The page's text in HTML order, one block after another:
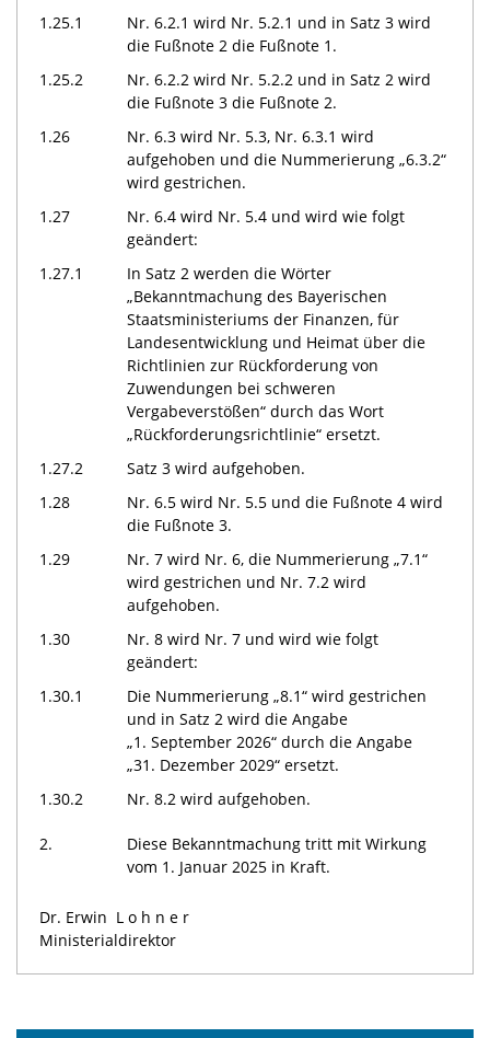
1.25.1
Nr. 6.2.1 wird Nr. 5.2.1 und in Satz 3 wird
die Fußnote 2 die Fußnote 1.
1.25.2
Nr. 6.2.2 wird Nr. 5.2.2 und in Satz 2 wird
die Fußnote 3 die Fußnote 2.
1.26
Nr. 6.3 wird Nr. 5.3, Nr. 6.3.1 wird
aufgehoben und die Nummerierung „6.3.2“
wird gestrichen.
1.27
Nr. 6.4 wird Nr. 5.4 und wird wie folgt
geändert:
1.27.1
In Satz 2 werden die Wörter
„Bekanntmachung des Bayerischen
Staatsministeriums der Finanzen, für
Landesentwicklung und Heimat über die
Richtlinien zur Rückforderung von
Zuwendungen bei schweren
Vergabeverstößen“ durch das Wort
„Rückforderungsrichtlinie“ ersetzt.
1.27.2
Satz 3 wird aufgehoben.
1.28
Nr. 6.5 wird Nr. 5.5 und die Fußnote 4 wird
die Fußnote 3.
1.29
Nr. 7 wird Nr. 6, die Nummerierung „7.1“
wird gestrichen und Nr. 7.2 wird
aufgehoben.
1.30
Nr. 8 wird Nr. 7 und wird wie folgt
geändert:
1.30.1
Die Nummerierung „8.1“ wird gestrichen
und in Satz 2 wird die Angabe
„1. September 2026“ durch die Angabe
„31. Dezember 2029“ ersetzt.
1.30.2
Nr. 8.2 wird aufgehoben.
2.
Diese Bekanntmachung tritt mit Wirkung
vom 1. Januar 2025 in Kraft.
Dr. Erwin Lohner
Ministerialdirektor